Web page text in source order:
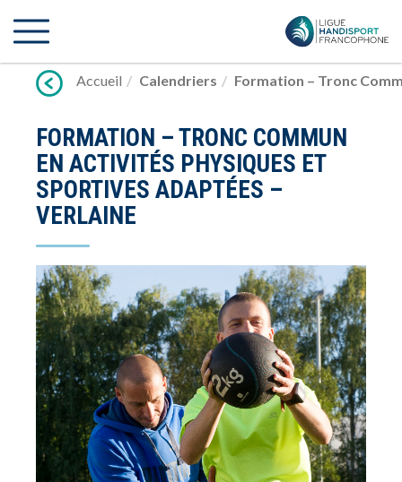
vers
Accueil
Calendriers Formation – Tronc
FORMATION – TRONC COMMUN
EN ACTIVITÉS PHYSIQUES ET
SPORTIVES ADAPTÉES –
VERLAINE